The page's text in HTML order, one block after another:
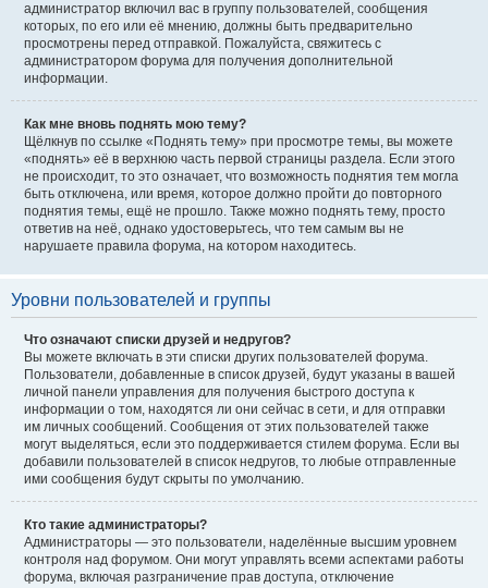
администратор включил вас в группу пользователей, сообщения
которых, по его или её мнению, должны быть предварительно
просмотрены перед отправкой. Пожалуйста, свяжитесь с
администратором форума для получения дополнительной
информации.
Как мне вновь поднять мою тему?
Щёлкнув по ссылке «Поднять тему» при просмотре темы, вы можете
«поднять» её в верхнюю часть первой страницы раздела. Если этого
не происходит, то это означает, что возможность поднятия тем могла
быть отключена, или время, которое должно пройти до повторного
поднятия темы, ещё не прошло. Также можно поднять тему, просто
ответив на неё, однако удостоверьтесь, что тем самым вы не
нарушаете правила форума, на котором находитесь.
Уровни пользователей и группы
Что означают списки друзей и недругов?
Вы можете включать в эти списки других пользователей форума.
Пользователи, добавленные в список друзей, будут указаны в вашей
личной панели управления для получения быстрого доступа к
информации о том, находятся ли они сейчас в сети, и для отправки
им личных сообщений. Сообщения от этих пользователей также
могут выделяться, если это поддерживается стилем форума. Если вы
добавили пользователей в список недругов, то любые отправленные
ими сообщения будут скрыты по умолчанию.
Кто такие администраторы?
Администраторы — это пользователи, наделённые высшим уровнем
контроля над форумом. Они могут управлять всеми аспектами работы
форума, включая разграничение прав доступа, отключение